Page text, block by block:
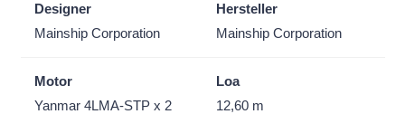
Designer
Mainship Corporation
Hersteller
Mainship Corporation
Motor
Yanmar 4LMA-STP x 2
Loa
12,60 m